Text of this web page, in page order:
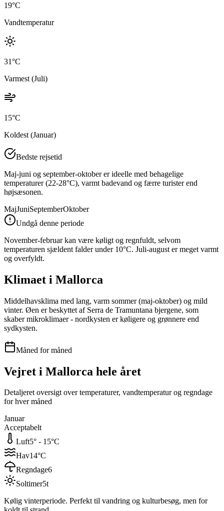
19°C
Vandtemperatur
31°C
Varmest (Juli)
15°C
Koldest (Januar)
Bedste rejsetid
Maj-juni og september-oktober er ideelle med behagelige
temperaturer (22-28°C), varmt badevand og færre turister end
højsæsonen.
MajJuniSeptemberOktober
Undgå denne periode
November-februar kan være køligt og regnfuldt, selvom
temperaturen sjældent falder under 10°C. Juli-august er meget varmt
og overfyldt.
Klimaet i Mallorca
Middelhavsklima med lang, varm sommer (maj-oktober) og mild
vinter. Øen er beskyttet af Serra de Tramuntana bjergene, som
skaber mikroklimaer - nordkysten er køligere og grønnere end
sydkysten.
Måned for måned
Vejret i Mallorca hele året
Detaljeret oversigt over temperaturer, vandtemperatur og regndage
for hver måned
Januar
Acceptabelt
Luft5° - 15°C
Hav14°C
Regndage6
Soltimer5t
Kølig vinterperiode. Perfekt til vandring og kulturbesøg, men for